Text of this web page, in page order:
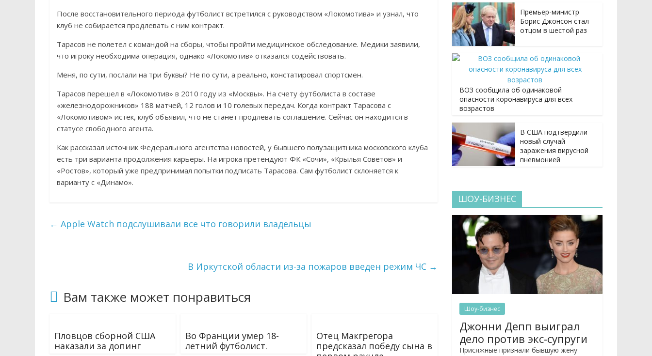
После восстановительного периода футболист встретился с руководством «Локомотива» и узнал, что
клуб не собирается продлевать с ним контракт.
Тарасов не полетел с командой на сборы, чтобы пройти медицинское обследование. Медики заявили,
что игроку необходима операция, однако «Локомотив» отказался содействовать.
Меня, по сути, послали на три буквы? Не по сути, а реально, констатировал спортсмен.
Тарасов перешел в «Локомотив» в 2010 году из «Москвы». На счету футболиста в составе
«железнодорожников» 188 матчей, 12 голов и 10 голевых передач. Когда контракт Тарасова с
«Локомотивом» истек, клуб объявил, что не станет продлевать соглашение. Сейчас он находится в
статусе свободного агента.
Как рассказал источник Федерального агентства новостей, у бывшего полузащитника московского клуба
есть три варианта продолжения карьеры. На игрока претендуют ФК «Сочи», «Крылья Советов» и
«Ростов», который уже предпринимал попытки подписать Тарасова. Сам футболист склоняется к
варианту с «Динамо».
← Apple Watch подслушивали все что говорили владельцы
В Иркутской области из-за пожаров введен режим ЧС →
Вам также может понравиться
Пловцов сборной США
наказали за допинг
Во Франции умер 18-
летний футболист.
Отец Макгрегора
предсказал победу сына в
Премьер-министр
Борис Джонсон стал
отцом в шестой раз
ВОЗ сообщила об одинаковой
опасности коронавируса для всех
возрастов
В США подтвердили
новый случай
заражения вирусной
пневмонией
ШОУ-БИЗНЕС
Шоу-бизнес
Джонни Депп выиграл
дело против экс-супруги
Присяжные признали бывшую жену